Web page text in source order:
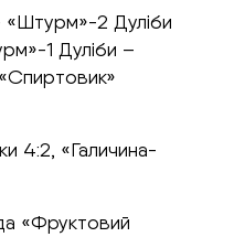
«Штурм»-2 Дуліби
1 Дуліби –
4:2, «Галичина-
«Фруктовий